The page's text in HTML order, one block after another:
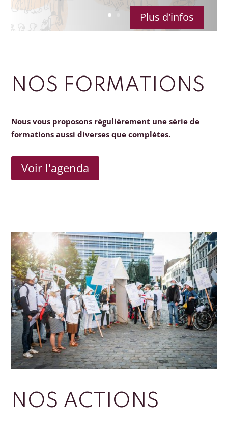
Plus d'infos
NOS FORMATIONS
Nous vous proposons régulièrement une série de
formations aussi diverses que complètes.
Voir l'agenda
NOS ACTIONS